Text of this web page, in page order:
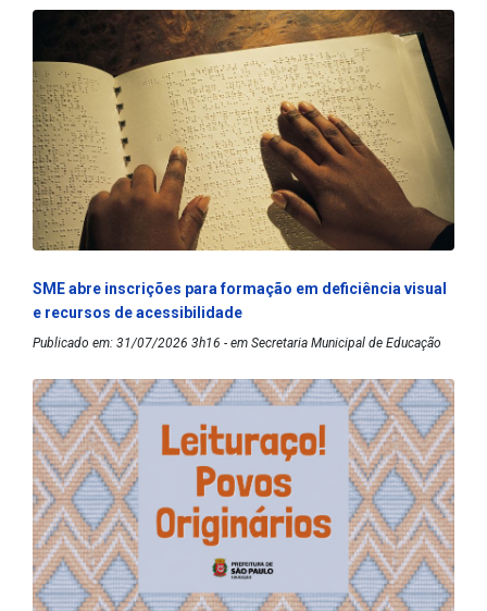
SME abre inscrições para formação em deficiência visual
e recursos de acessibilidade
Publicado em: 31/07/2026 3h16 - em Secretaria Municipal de Educação